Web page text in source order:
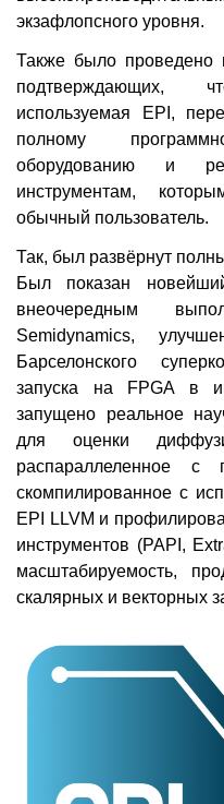
экзафлопсного уровня.
Также было проведено
подтверждающих,
используемая EPI,
полному
оборудованию и
инструментам,
обычный пользователь.
Так, был развёрнут
Был показан
внеочередным
Semidynamics,
Барселонского
запуска на FPGA в
запущено реальное
для оценки
распараллеленное
скомпилированное с
EPI LLVM и
инструментов (PAPI,
масштабируемость,
скалярных и векторных